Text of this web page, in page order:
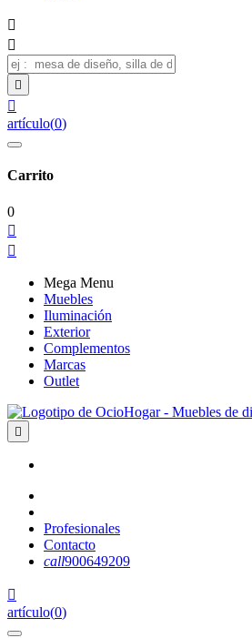




artículo(0)
Carrito
0


Mega Menu
Muebles
Iluminación
Exterior
Complementos
Marcas
Outlet

Profesionales
Contacto
call900649209

artículo(0)